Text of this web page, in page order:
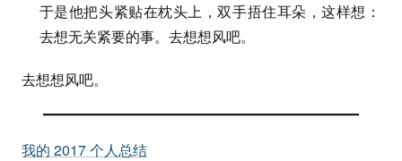
于是他把头紧贴在枕头上，双手捂住耳朵，这样想：
去想无关紧要的事。去想想风吧。
去想想风吧。
我的 2017 个人总结